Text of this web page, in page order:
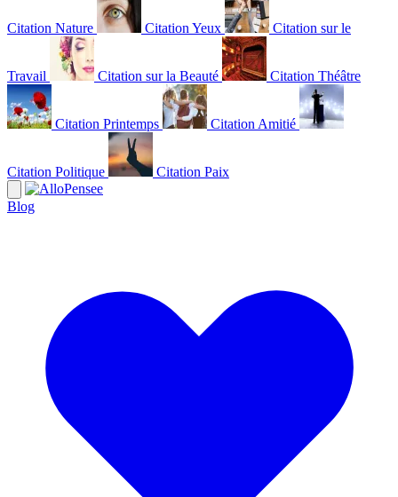
Citation Nature Citation Yeux Citation sur le
Travail Citation sur la Beauté Citation Théâtre
Citation Printemps Citation Amitié
Citation Politique Citation Paix
Blog